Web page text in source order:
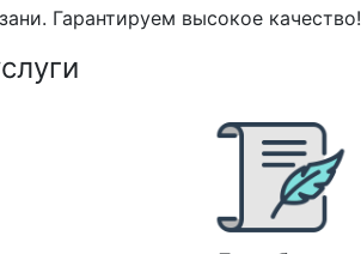
Гарантируем высокое качество!